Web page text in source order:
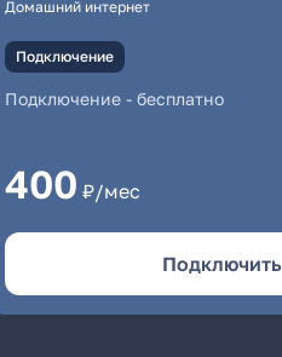
Домашний интернет
Подключение
Подключение - бесплатно
400 ₽/мес
Подключить